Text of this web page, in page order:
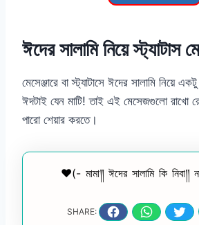
ঈদের সালামি নিয়ে স্ট্যাটাস
মেসেঞ্জারে বা স্ট্যাটাসে ঈদের সালামি নিয়ে একটু
ঈদটাই যেন মাটি! তাই এই মেসেজগুলো রাখো
পারো শেয়ার করতে।
❤️(- মামা༎ ঈদের সালামি কি নিবা༎
SHARE: